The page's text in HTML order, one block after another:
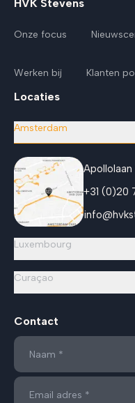
HVK Stevens
Onze focus
Werken bij Klanten
Locaties
Amsterdam
Apollolaan
+31 (0)20
Luxembourg
Curaçao
Contact